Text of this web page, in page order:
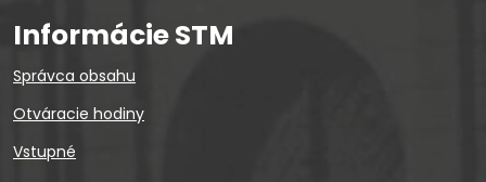
Informácie STM
Správca obsahu
Otváracie hodiny
Vstupné